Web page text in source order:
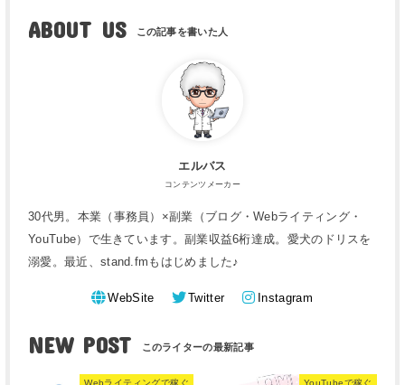
ABOUT US
エルバス
コンテンツメーカー
30代男。本業（事務員）×副業（ブログ・Webライティング・
YouTube）で生きています。副業収益6桁達成。愛犬のドリスを
溺愛。最近、stand.fmもはじめました♪
WebSite Twitter Instagram
NEW POST
Webライティングで稼ぐ YouTubeで稼ぐ